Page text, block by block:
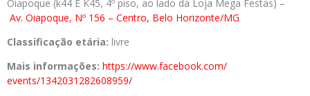
Oiapoque (k44 E K45, 4º piso, ao lado da Loja Mega Festas) –
Av. Oiapoque, Nº 156 – Centro, Belo Horizonte/MG
Classificação etária: livre
Mais informações: https://www.facebook.com/
events/1342031282608959/